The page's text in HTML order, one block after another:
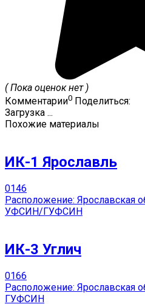
( Пока оценок нет )
Комментарии0 Поделиться:
Загрузка ...
Похожие материалы
ИК-1 Ярославль
0146
Расположение: Ярославская
УФСИН/ГУФСИН
ИК-3 Углич
0166
Расположение: Ярославская
ГУФСИН